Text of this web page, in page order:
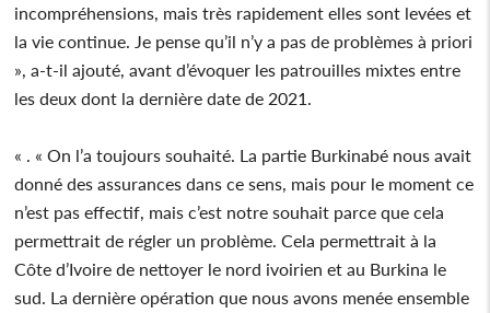
incompréhensions, mais très rapidement elles sont levées et
la vie continue. Je pense qu’il n’y a pas de problèmes à priori
», a-t-il ajouté, avant d’évoquer les patrouilles mixtes entre
les deux dont la dernière date de 2021.
« . « On l’a toujours souhaité. La partie Burkinabé nous avait
donné des assurances dans ce sens, mais pour le moment ce
n’est pas effectif, mais c’est notre souhait parce que cela
permettrait de régler un problème. Cela permettrait à la
Côte d’Ivoire de nettoyer le nord ivoirien et au Burkina le
sud. La dernière opération que nous avons menée ensemble